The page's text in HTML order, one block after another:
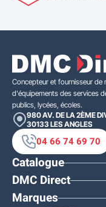
Concepteur et fournisseur de
d'équipements des services
publics, lycées, écoles.
980 AV. DE LA 2ÈME
30133 LES ANGLES
04 66 74 69 70
Catalogue
DMC Direct
Marques